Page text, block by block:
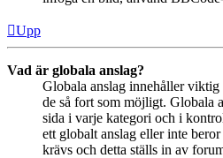
Upp
Vad är globala anslag?
Globala anslag innehåller
de så fort som möjligt. Globala
sida i varje kategori och i
ett globalt anslag eller inte
krävs och detta ställs in av